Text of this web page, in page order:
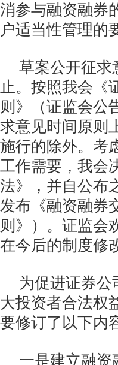
消参与融资融券
户适当性管理的
草案公开征求
止。按照我会《
则》（证监会公
求意见时间原则
施行的除外。考
工作需要，我会
法》，并自公布
发布《融资融券
则》）。证监会
在今后的制度修
为促进证券
大投资者合法权
要修订了以下内
一是建立融资